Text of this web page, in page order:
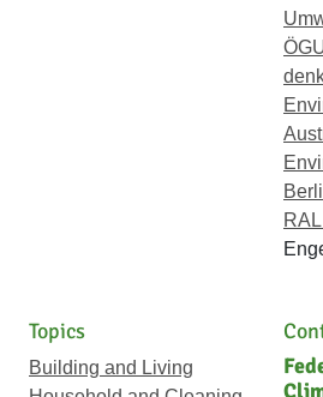
Topics
Building and Living